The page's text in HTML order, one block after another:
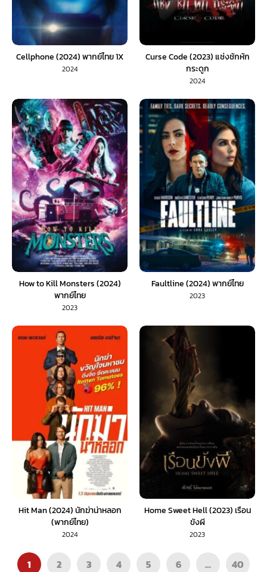
Cellphone (2024) พากย์ไทย 1X
2024
Curse Code (2023) แช่งชักหัก
กระดูก
2024
How to Kill Monsters (2024)
พากย์ไทย
2023
Faultline (2024) พากย์ไทย
2023
Hit Man (2024) นักฆ่าน่าหลอก
(พากย์ไทย)
2024
Home Sweet Hell (2023) เรือน
ขังผี
2023
1 2 3 4 5 6 …
40